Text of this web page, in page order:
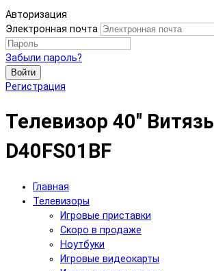
Авторизация
Электронная почта
Забыли пароль?
Войти
Регистрация
Телевизор 40" Витязь
D40FS01BF
Главная
Телевизоры
Игровые приставки
Скоро в продаже
Ноутбуки
Игровые видеокарты